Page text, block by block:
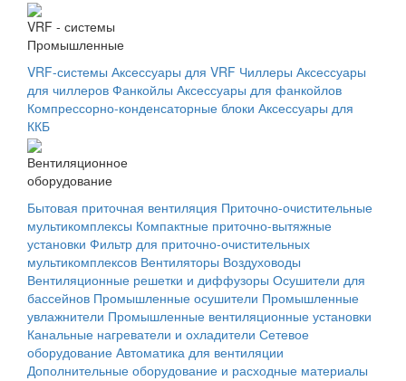
VRF - системы
Промышленные
VRF-системы Аксессуары для VRF Чиллеры Аксессуары
для чиллеров Фанкойлы Аксессуары для фанкойлов
Компрессорно-конденсаторные блоки Аксессуары для
ККБ
Вентиляционное
оборудование
Бытовая приточная вентиляция Приточно-очистительные
мультикомплексы Компактные приточно-вытяжные
установки Фильтр для приточно-очистительных
мультикомплексов Вентиляторы Воздуховоды
Вентиляционные решетки и диффузоры Осушители для
бассейнов Промышленные осушители Промышленные
увлажнители Промышленные вентиляционные установки
Канальные нагреватели и охладители Сетевое
оборудование Автоматика для вентиляции
Дополнительные оборудование и расходные материалы